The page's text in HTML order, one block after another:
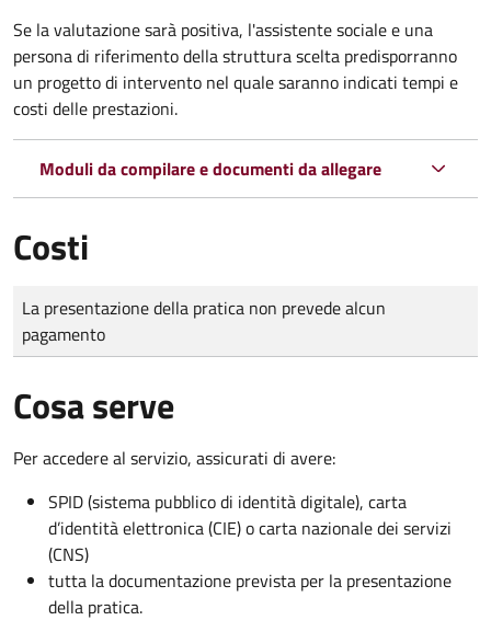
Se la valutazione sarà positiva, l'assistente sociale e una
persona di riferimento della struttura scelta predisporranno
un progetto di intervento nel quale saranno indicati tempi e
costi delle prestazioni.
Moduli da compilare e documenti da allegare
Costi
Tipo di pagamento
Importo
La presentazione della pratica non prevede alcun
pagamento
Cosa serve
Per accedere al servizio, assicurati di avere:
SPID (sistema pubblico di identità digitale), carta
d’identità elettronica (CIE) o carta nazionale dei servizi
(CNS)
tutta la documentazione prevista per la presentazione
della pratica.